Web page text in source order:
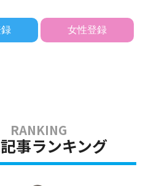
女性登録
事ランキング